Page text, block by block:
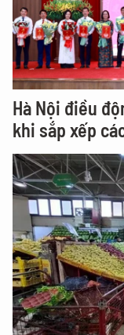
Hà Nội điều
khi sắp xếp